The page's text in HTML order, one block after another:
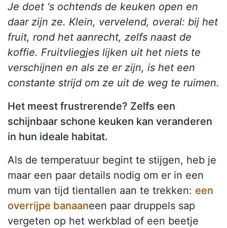
Je doet 's ochtends de keuken open en
daar zijn ze. Klein, vervelend, overal: bij het
fruit, rond het aanrecht, zelfs naast de
koffie. Fruitvliegjes lijken uit het niets te
verschijnen en als ze er zijn, is het een
constante strijd om ze uit de weg te ruimen.
Het meest frustrerende? Zelfs een
schijnbaar schone keuken kan veranderen
in hun ideale habitat.
Als de temperatuur begint te stijgen, heb je
maar een paar details nodig om er in een
mum van tijd tientallen aan te trekken: een
overrijpe banaaneen paar druppels sap
vergeten op het werkblad of een beetje